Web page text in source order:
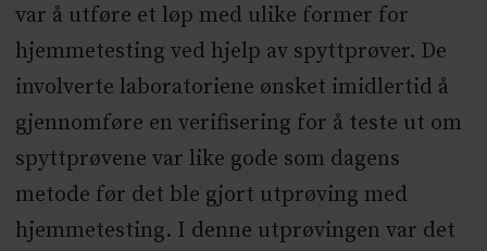
var å utføre et løp med ulike former for
hjemmetesting ved hjelp av spyttprøver. De
involverte laboratoriene ønsket imidlertid å
gjennomføre en verifisering for å teste ut om
spyttprøvene var like gode som dagens
metode før det ble gjort utprøving med
hjemmetesting. I denne utprøvingen var det